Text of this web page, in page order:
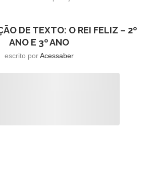
DE TEXTO: O REI FELIZ – 2º
ANO E 3º ANO
escrito porAcessaber